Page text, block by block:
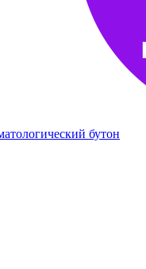
бутон